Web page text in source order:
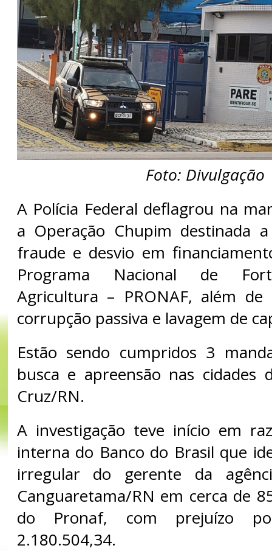
Foto: Divulgação
A Polícia Federal deflagrou na
a Operação Chupim destinada
fraude e desvio em
Programa Nacional de
Agricultura – PRONAF, além de
corrupção passiva e lavagem de
Estão sendo cumpridos 3
busca e apreensão nas cidades
Cruz/RN.
A investigação teve início em
interna do Banco do Brasil que
irregular do gerente da
Canguaretama/RN em cerca de
do Pronaf, com prejuízo
2.180.504,34.